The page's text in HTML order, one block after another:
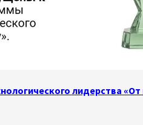
лидерства